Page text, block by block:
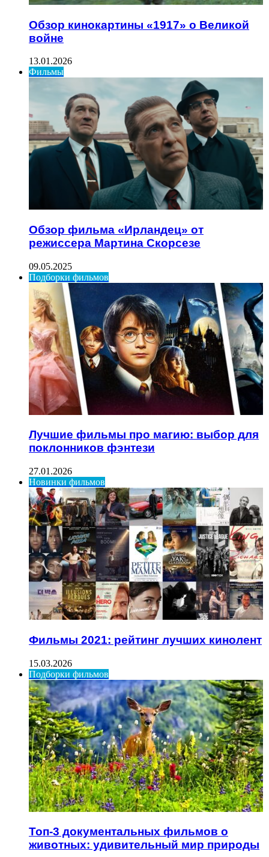
Обзор кинокартины «1917» о Великой
войне
13.01.2026
Фильмы
Обзор фильма «Ирландец» от
режиссера Мартина Скорсезе
09.05.2025
Подборки фильмов
Лучшие фильмы про магию: выбор для
поклонников фэнтези
27.01.2026
Новинки фильмов
Фильмы 2021: рейтинг лучших кинолент
15.03.2026
Подборки фильмов
Топ-3 документальных фильмов о
животных: удивительный мир природы